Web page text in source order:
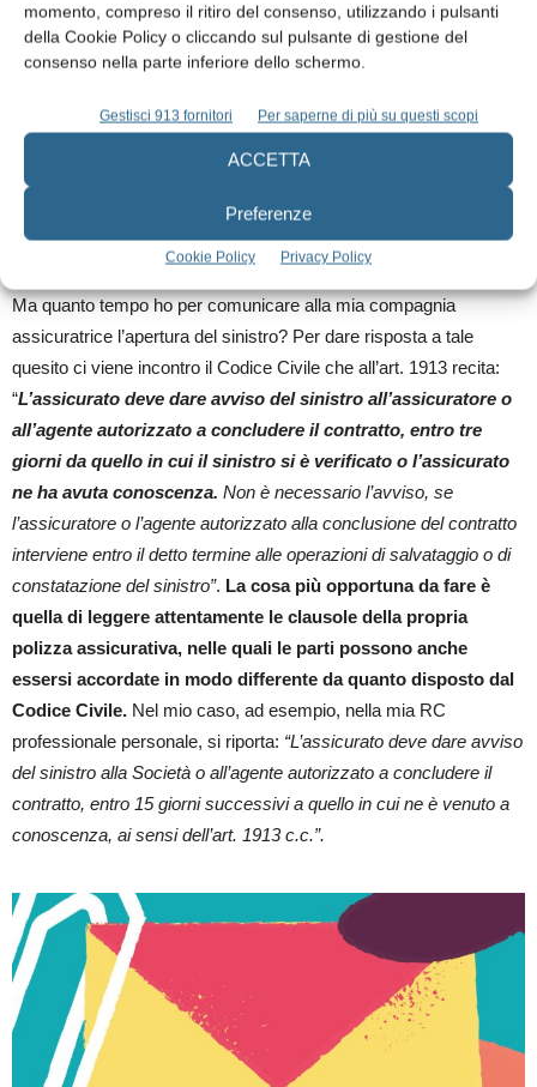
momento, compreso il ritiro del consenso, utilizzando i pulsanti
della Cookie Policy o cliccando sul pulsante di gestione del
consenso nella parte inferiore dello schermo.
Gestisci 913 fornitori Per saperne di più su questi scopi
ACCETTA
Preferenze
Cookie Policy Privacy Policy
settembre 1990, n. 285, la querela e l’avviso di garanzia. Più
richieste di risarcimento presentate all’assicurato o
all’assicuratore o alla struttura in conseguenza di una pluralità di
eventi riconducibili allo stesso atto, errore od omissione, oppure a
più atti, errori od omissioni riconducibili ad una stessa causa,
rappresentano nella formula claims made altrettanti sinistri quanti
secondo caso)
Ma quanto tempo ho per comunicare alla mia compagnia
assicuratrice l’apertura del sinistro? Per dare risposta a tale
quesito ci viene incontro il Codice Civile che all’art. 1913 recita:
“L’assicurato deve dare avviso del sinistro all’assicuratore o
all’agente autorizzato a concludere il contratto, entro tre
giorni da quello in cui il sinistro si è verificato o l’assicurato
ne ha avuta conoscenza. Non è necessario l’avviso, se
l’assicuratore o l’agente autorizzato alla conclusione del contratto
interviene entro il detto termine alle operazioni di salvataggio o di
constatazione del sinistro”. La cosa più opportuna da fare è
quella di leggere attentamente le clausole della propria
polizza assicurativa, nelle quali le parti possono anche
essersi accordate in modo differente da quanto disposto dal
Codice Civile. Nel mio caso, ad esempio, nella mia RC
professionale personale, si riporta: “L’assicurato deve dare avviso
del sinistro alla Società o all’agente autorizzato a concludere il
contratto, entro 15 giorni successivi a quello in cui ne è venuto a
conoscenza, ai sensi dell’art. 1913 c.c.”.